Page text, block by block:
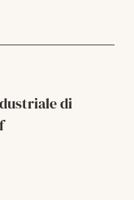
di